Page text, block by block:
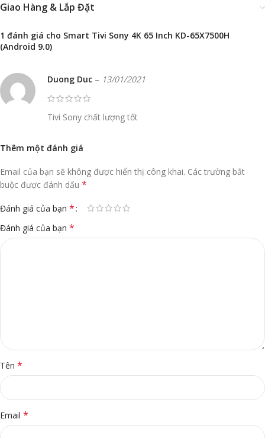
Giao Hàng & Lắp Đặt
1 đánh giá cho Smart Tivi Sony 4K 65 Inch KD-65X7500H
(Android 9.0)
Duong Duc – 13/01/2021
Tivi Sony chất lượng tốt
Thêm một đánh giá
Email của bạn sẽ không được hiển thị công khai. Các trường bắt
buộc được đánh dấu *
Đánh giá của bạn *
Đánh giá của bạn *
Tên *
Email *